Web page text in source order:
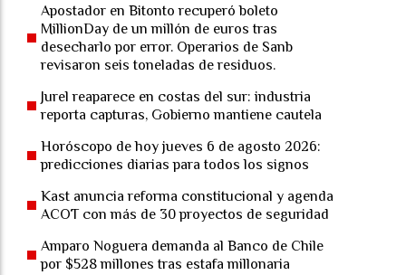
Apostador en Bitonto recuperó boleto
MillionDay de un millón de euros tras
desecharlo por error. Operarios de Sanb
revisaron seis toneladas de residuos.
Jurel reaparece en costas del sur: industria
reporta capturas, Gobierno mantiene cautela
Horóscopo de hoy jueves 6 de agosto 2026:
predicciones diarias para todos los signos
Kast anuncia reforma constitucional y agenda
ACOT con más de 30 proyectos de seguridad
Amparo Noguera demanda al Banco de Chile
por $528 millones tras estafa millonaria